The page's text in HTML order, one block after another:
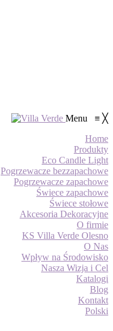
Menu ≡ ╳
Home
Produkty
Eco Candle Light
Pogrzewacze bezzapachowe
Pogrzewacze zapachowe
Świece zapachowe
Świece stołowe
Akcesoria Dekoracyjne
O firmie
KS Villa Verde Olesno
O Nas
Wpływ na Środowisko
Nasza Wizja i Cel
Katalogi
Blog
Kontakt
Polski